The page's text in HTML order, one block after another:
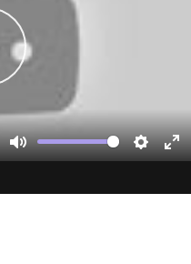
Mute